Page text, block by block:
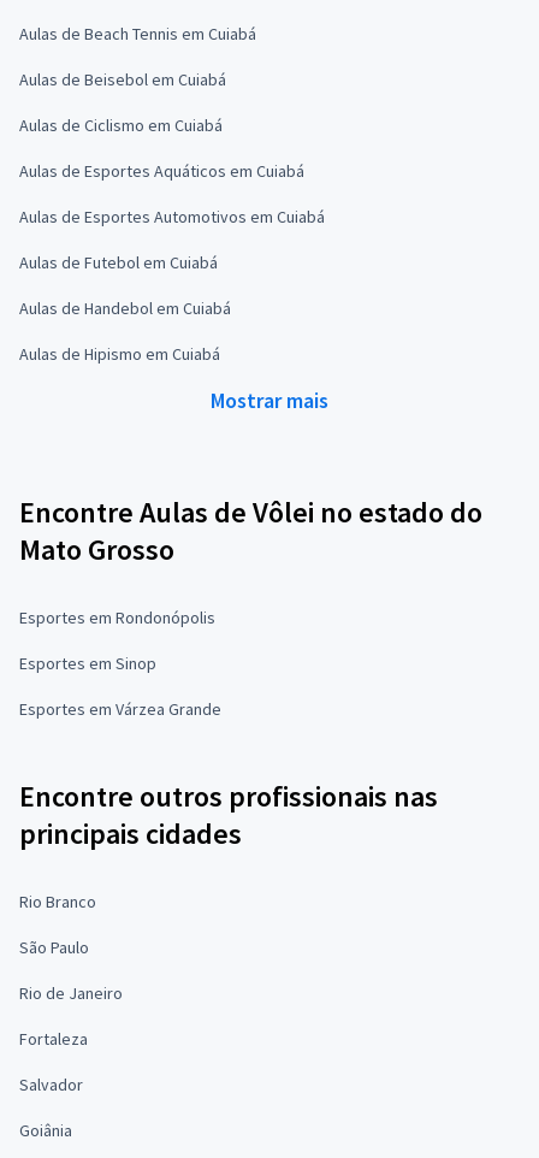
Aulas de Beach Tennis em Cuiabá
Aulas de Beisebol em Cuiabá
Aulas de Ciclismo em Cuiabá
Aulas de Esportes Aquáticos em Cuiabá
Aulas de Esportes Automotivos em Cuiabá
Aulas de Futebol em Cuiabá
Aulas de Handebol em Cuiabá
Aulas de Hipismo em Cuiabá
Mostrar mais
Encontre Aulas de Vôlei no estado do
Mato Grosso
Esportes em Rondonópolis
Esportes em Sinop
Esportes em Várzea Grande
Encontre outros profissionais nas
principais cidades
Rio Branco
São Paulo
Rio de Janeiro
Fortaleza
Salvador
Goiânia